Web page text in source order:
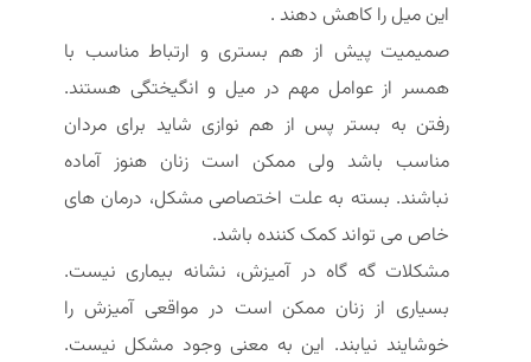
این میل را کاهش دهند .
صمیمیت پیش از هم بستری و ارتباط مناسب با
همسر از عوامل مهم در میل و انگیختگی هستند.
رفتن به بستر پس از هم نوازی شاید برای مردان
مناسب باشد ولی ممکن است زنان هنوز آماده
نباشند. بسته به علت اختصاصی مشکل، درمان های
خاص می تواند کمک کننده باشد.
مشکلات گه گاه در آمیزش، نشانه بیماری نیست.
بسیاری از زنان ممکن است در مواقعی آمیزش را
خوشایند نیابند. این به معنی وجود مشکل نیست.